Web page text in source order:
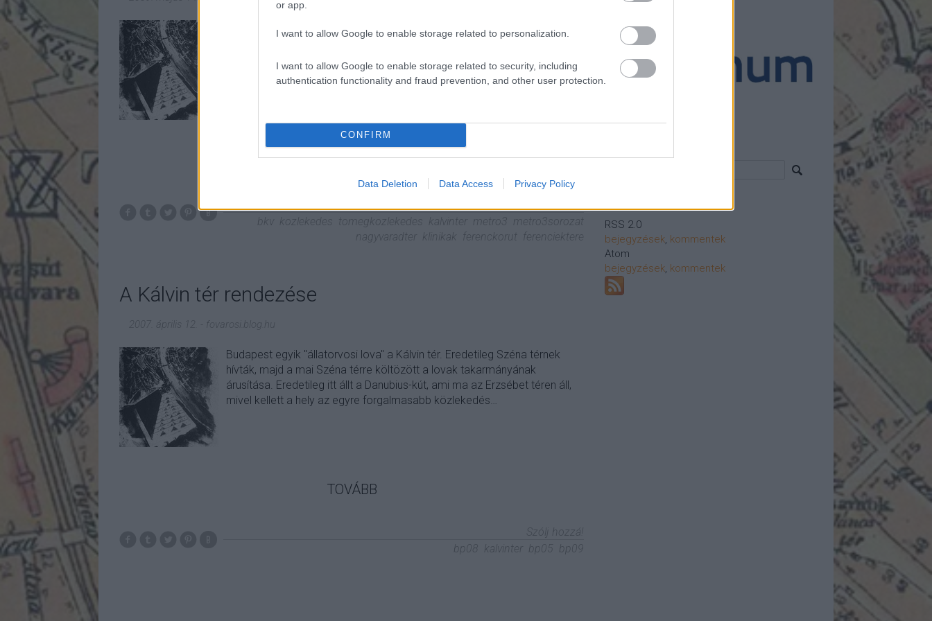
or app.
I want to allow Google to enable storage related to personalization.
I want to allow Google to enable storage related to security, including
authentication functionality and fraud prevention, and other user protection.
CONFIRM
Data Deletion Data Access Privacy Policy
A Nagyvárad tér másfeles mélységű, középperonos. Vágányzata
vonatvisszafordításra és tárolásra is alkalmas - ez abból adódik, hogy az
vonalszakasz átadásakor az ünnepélyt is itt tartották meg, a lépcsőt…
TOVÁBB
bkv
kozlekedes tomegkozlekedes kalvinter metro3
metro3sorozat
nagyvaradter klinikak ferenckorut ferenciektere
A Kálvin tér rendezése
2007. április 12. fovarosi.blog.hu
Budapest egyik "állatorvosi lova" a Kálvin tér. Eredetileg Széna térnek
hívták, majd a mai Széna térre költözött a lovak takarmányának
árusítása. Eredetileg itt állt a Danubius-kút, ami ma az Erzsébet téren áll,
mivel kellett a hely az egyre forgalmasabb közlekedés…
TOVÁBB
Szólj hozzá!
bp08
kalvinter bp05 bp09
RSS 2.0
bejegyzések, kommentek
Atom
bejegyzések, kommentek